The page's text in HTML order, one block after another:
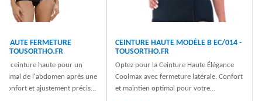
HAUTE FERMETURE
- TOUSORTHO.FR
la ceinture haute pour un
de l'abdomen après une
Confort et ajustement précis
CEINTURE HAUTE MODÈLE B EC/014 -
TOUSORTHO.FR
Optez pour la Ceinture Haute Élégance
Coolmax avec fermeture latérale. Confort
et maintien optimal pour votre